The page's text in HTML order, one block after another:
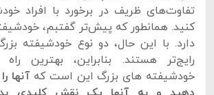
تفاوت‌های ظریف در برخورد با افراد
کنید. همانطور که پیش‌تر گفتبم،
دارد. با این حال، دو نوع خودشیفته
رایج‌تر هستند. بنابراین، بهترین راه
خودشیفته های بزرگ این است که آنها